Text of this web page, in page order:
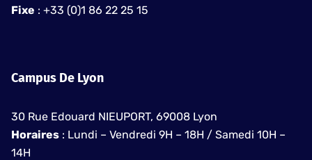
Fixe : +33 (0)1 86 22 25 15
Campus De Lyon
30 Rue Edouard NIEUPORT, 69008 Lyon
Horaires : Lundi – Vendredi 9H – 18H / Samedi 10H –
14H